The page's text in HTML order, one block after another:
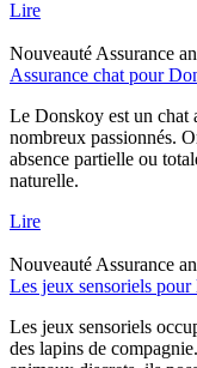
Lire
Nouveauté Assurance
Assurance chat pour
Le Donskoy est un chat
nombreux passionnés.
absence partielle ou
naturelle.
Lire
Nouveauté Assurance
Les jeux sensoriels
Les jeux sensoriels
des lapins de